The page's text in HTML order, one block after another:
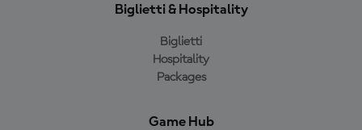
Biglietti & Hospitality
Biglietti
Hospitality
Packages
Game Hub